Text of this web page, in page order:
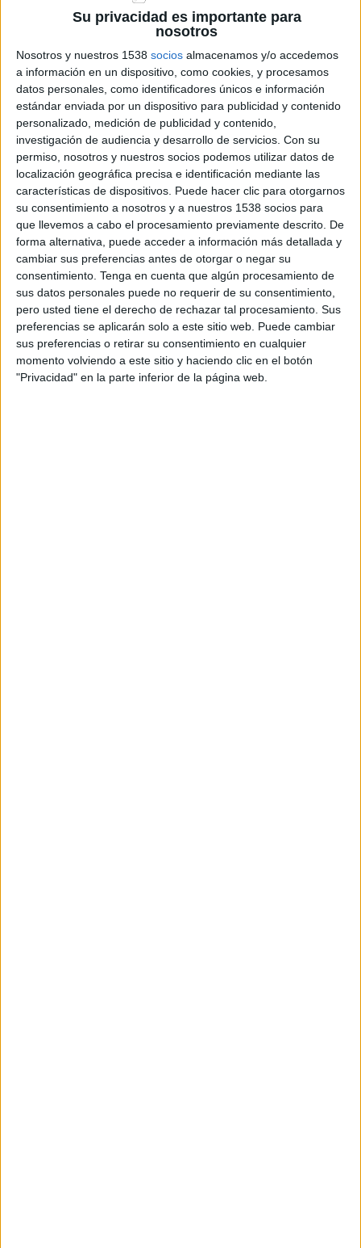
Su privacidad es importante para
nosotros
Nosotros y nuestros 1538 socios almacenamos y/o accedemos
a información en un dispositivo, como cookies, y procesamos
datos personales, como identificadores únicos e información
estándar enviada por un dispositivo para publicidad y contenido
personalizado, medición de publicidad y contenido,
investigación de audiencia y desarrollo de servicios. Con su
permiso, nosotros y nuestros socios podemos utilizar datos de
localización geográfica precisa e identificación mediante las
características de dispositivos. Puede hacer clic para otorgarnos
su consentimiento a nosotros y a nuestros 1538 socios para
que llevemos a cabo el procesamiento previamente descrito. De
forma alternativa, puede acceder a información más detallada y
cambiar sus preferencias antes de otorgar o negar su
consentimiento. Tenga en cuenta que algún procesamiento de
sus datos personales puede no requerir de su consentimiento,
pero usted tiene el derecho de rechazar tal procesamiento. Sus
preferencias se aplicarán solo a este sitio web. Puede cambiar
sus preferencias o retirar su consentimiento en cualquier
momento volviendo a este sitio y haciendo clic en el botón
"Privacidad" en la parte inferior de la página web.
una consideraciótarifària de servei Avant
connectaran la capital catalana, Girona i
Figueres amb Perpinyà, duplicant les
freqüències en aquesta estació. L'objectiu de
Renfe és continuar ampliant la seva presència al
mercat francès i també posarà en marxa
connexions entre el País Basc i la Nova
Aquitània.
Concretament, Renfe planeja unir Sant Sebastià
amb Hendaia i Baiona, creant rutes entre el País
Basc i la regió francesa de Nova Aquitània.
L'anunci de l'operadora arriba just l'endemà
que el president de la companyia expliqués que
Renfe tornarà a cobrir el recorregut entre
Barcelona i Lió a partir del 13 de juliol i fins a
Marsella, a partir del 28 de juliol. Segons va